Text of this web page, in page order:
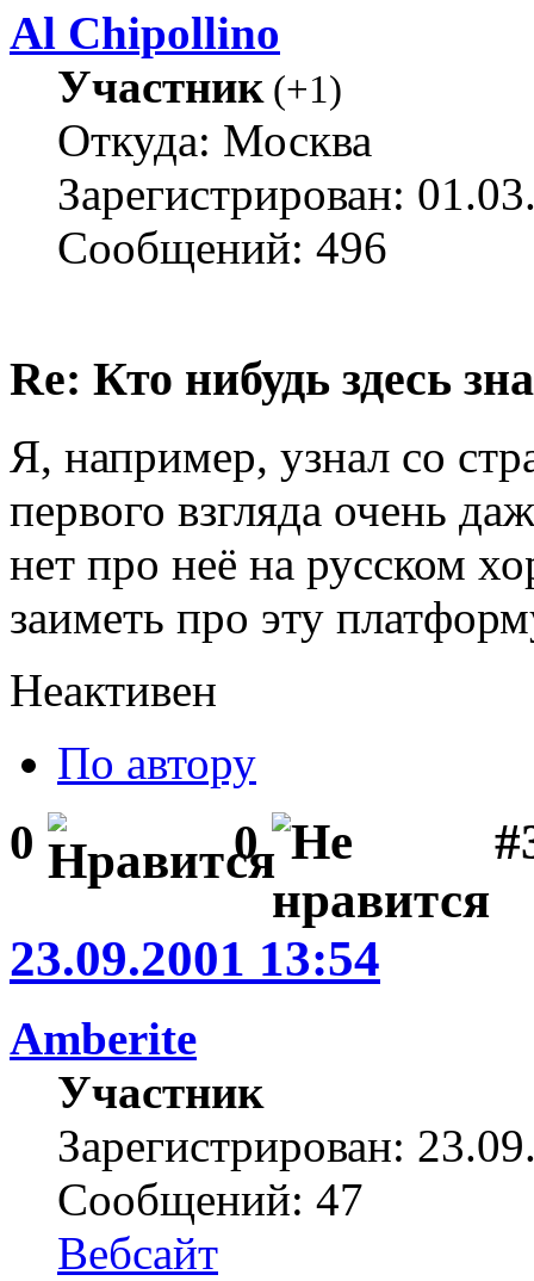
Al Chipollino
Участник(+1)
Откуда: Москва
Зарегистрирован:
Сообщений: 496
Re: Кто нибудь здесь
Я, например, узнал со
первого взгляда очень
нет про неё на русском
заиметь про эту
Неактивен
По автору
0 0
23.09.2001 13:54
Amberite
Участник
Зарегистрирован:
Сообщений: 47
Вебсайт